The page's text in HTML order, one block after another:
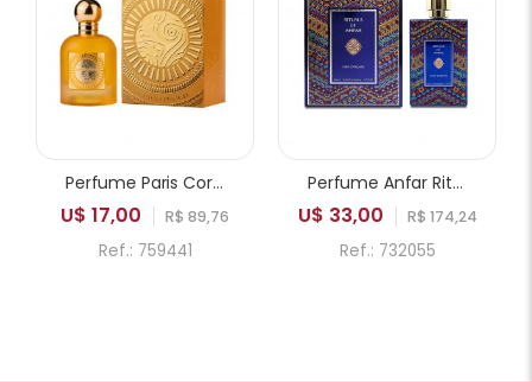
Perfume Paris Corner Emir Mango Punch EDP Unissex 100ml
U$ 17,00 R$ 89,76
Ref.: 759441
Perfume Anfar Rituals of Anfar Chef-D'oeuvre Extrait de Parfum Unissex 80ml
U$ 33,00 R$ 174,24
Ref.: 732055